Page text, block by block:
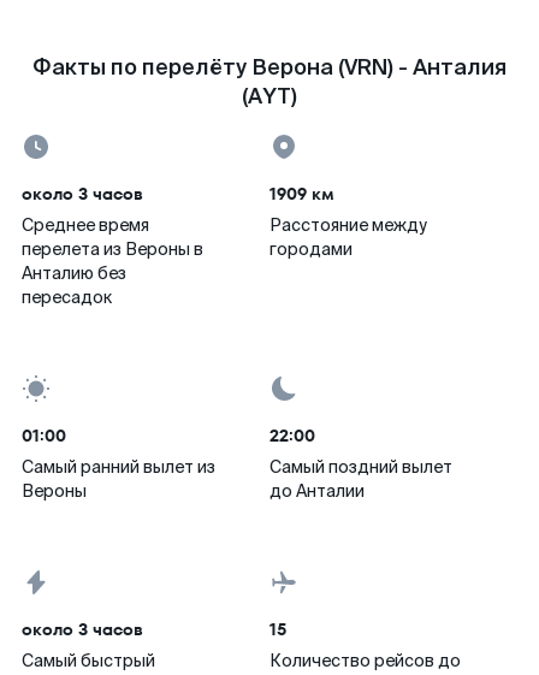
Факты по перелёту Верона (VRN) - Анталия
(AYT)
около 3 часов
Среднее время
перелета из Вероны в
Анталию без
пересадок
1909 км
Расстояние между
городами
01:00
Самый ранний вылет из
Вероны
22:00
Самый поздний вылет
до Анталии
около 3 часов
Самый быстрый
15
Количество рейсов до